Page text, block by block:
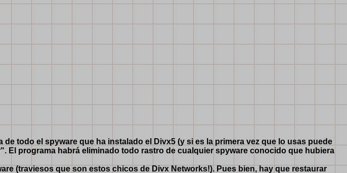
todo el spyware que ha instalado el Divx5 (y si es la primera vez que lo usas puede
El programa habrá eliminado todo rastro de cualquier spyware conocido que hubiera
(traviesos que son estos chicos de Divx Networks!). Pues bien, hay que restaurar